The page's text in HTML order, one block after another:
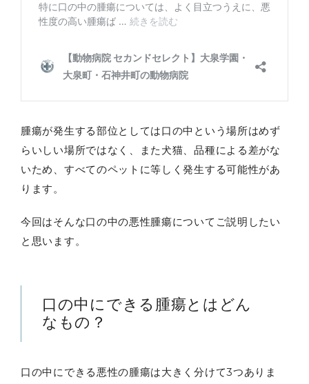
腫瘍が発生する部位としては口の中という場所はめず
らいしい場所ではなく、また犬猫、品種による差がな
いため、すべてのペットに等しく発生する可能性があ
ります。
今回はそんな口の中の悪性腫瘍についてご説明したい
と思います。
口の中にできる腫瘍とはどん
なもの？
口の中にできる悪性の腫瘍は大きく分けて3つありま